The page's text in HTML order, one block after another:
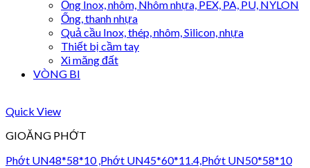
Ống Inox, nhôm, Nhôm nhựa, PEX, PA, PU, NYLON
Ống, thanh nhựa
Quả cầu Inox, thép, nhôm, Silicon, nhựa
Thiết bị cầm tay
Xi măng đất
VÒNG BI
Quick View
GIOĂNG PHỚT
Phớt UN48*58*10 ,Phớt UN45*60*11.4,Phớt UN50*58*10